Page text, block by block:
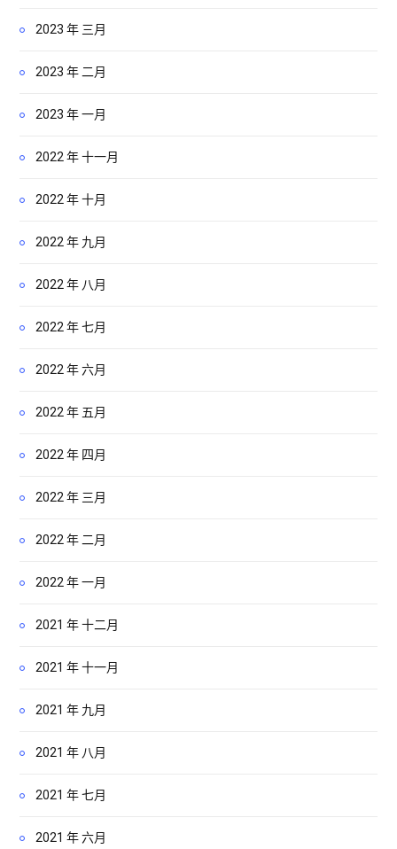
2023 年 三月
2023 年 二月
2023 年 一月
2022 年 十一月
2022 年 十月
2022 年 九月
2022 年 八月
2022 年 七月
2022 年 六月
2022 年 五月
2022 年 四月
2022 年 三月
2022 年 二月
2022 年 一月
2021 年 十二月
2021 年 十一月
2021 年 九月
2021 年 八月
2021 年 七月
2021 年 六月